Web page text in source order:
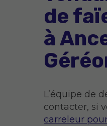
de
à
L’équipe de
contacter, si
carreleur